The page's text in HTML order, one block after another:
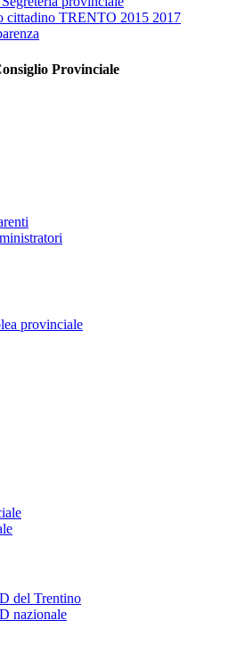
cittadino TRENTO 2015 2017
Provinciale
provinciale
del Trentino
nazionale